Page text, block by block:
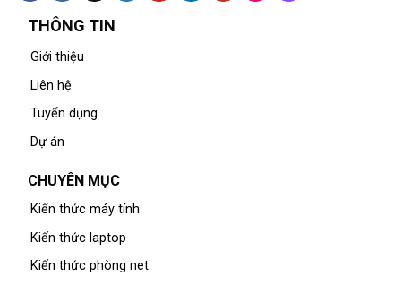
THÔNG TIN
Giới thiệu
Liên hệ
Tuyển dụng
Dự án
CHUYÊN MỤC
Kiến thức máy tính
Kiến thức laptop
Kiến thức phòng net